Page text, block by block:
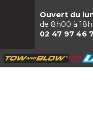
Ouvert du
de 8h00 à
02 47 97 46